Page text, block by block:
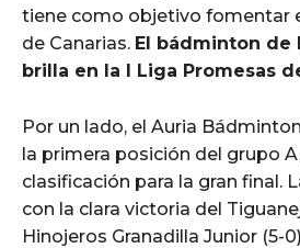
tiene como objetivo fomentar
de Canarias. El bádminton de
brilla en la I Liga Promesas
Por un lado, el Auria
la primera posición del grupo
clasificación para la gran final.
con la clara victoria del
Hinojeros Granadilla Junior (5-